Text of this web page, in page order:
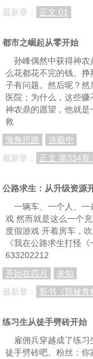
最新章：
正文 01
都市之崛起从零开始
孙峰偶然中获得神
么花都花不完的钱。
子有问题。然后呢？
医院；为什么，这些
神农鼎的愿望，他就
救
海角思路
连载中
最新章：
正文 第334章
公路求生：从升级资源
一辆车、一个人、
戏 然而就是这么一个
度假游戏 开着房车，
《我在公路求生打怪
633202212
开始在四月
未知
最新章：
新书《我被青
练习生从徒手劈砖开始
雇佣兵穿越成了练
徒手劈砖吧。粉丝：